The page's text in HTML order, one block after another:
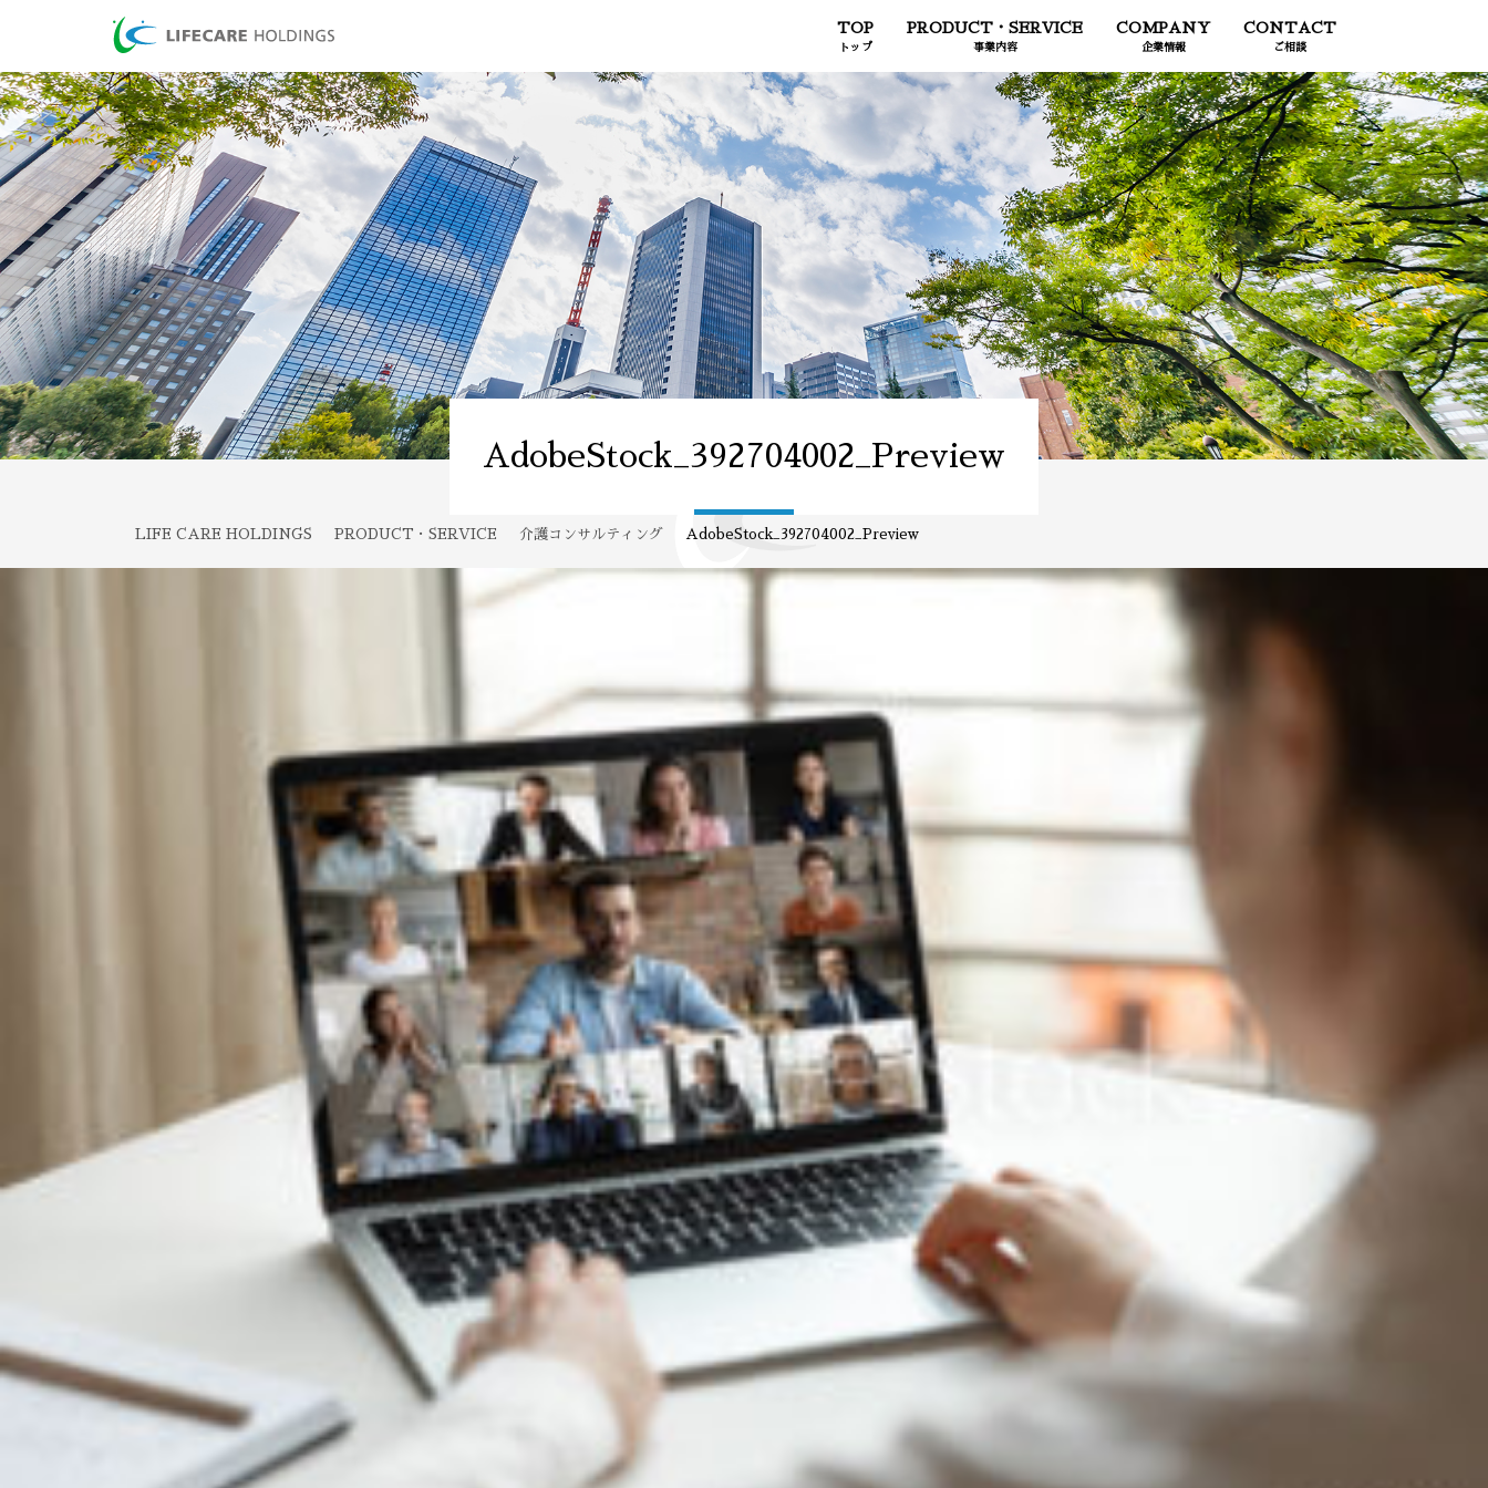
TOP
トップ
PRODUCT・SERVICE
事業内容
COMPANY
企業情報
CONTACT
ご相談
AdobeStock_392704002_Preview
LIFE CARE HOLDINGS PRODUCT・SERVICE 介護コンサルティング AdobeStock_392704002_Preview